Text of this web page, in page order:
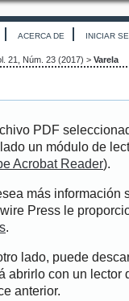
ACERCA DE INICIAR
21, Núm. 23 (2017) > Varela
PDF
un módulo de
Acrobat Reader).
más información
Press le
.
lado, puede
abrirlo con un lector
anterior.